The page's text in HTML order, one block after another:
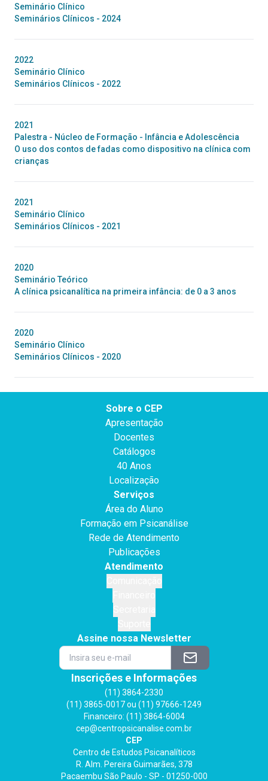
Seminário Clínico
Seminários Clínicos - 2024
2022
Seminário Clínico
Seminários Clínicos - 2022
2021
Palestra - Núcleo de Formação - Infância e Adolescência
O uso dos contos de fadas como dispositivo na clínica com
crianças
2021
Seminário Clínico
Seminários Clínicos - 2021
2020
Seminário Teórico
A clínica psicanalítica na primeira infância: de 0 a 3 anos
2020
Seminário Clínico
Seminários Clínicos - 2020
Sobre o CEP
Apresentação
Docentes
Catálogos
40 Anos
Localização
Serviços
Área do Aluno
Formação em Psicanálise
Rede de Atendimento
Publicações
Atendimento
Assine nossa Newsletter
Inscrições e Informações
(11) 3864-2330
(11) 3865-0017 ou (11) 97666-1249
Financeiro: (11) 3864-6004
cep@centropsicanalise.com.br
CEP
Centro de Estudos Psicanalíticos
R. Alm. Pereira Guimarães, 378
Pacaembu São Paulo - SP - 01250-000